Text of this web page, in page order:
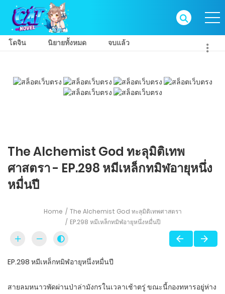
โดจิน นิยายทั้งหมด จบแล้ว
The Alchemist God ทะลุมิติเทพ
ศาสตรา - EP.298 หมีเหล็กทมิฬอายุหนึ่ง
หมื่นปี
Home
The Alchemist God ทะลุมิติเทพศาสตรา
EP.298 หมีเหล็กทมิฬอายุหนึ่งหมื่นปี
EP.298 หมีเหล็กทมิฬอายุหนึ่งหมื่นปี
สายลมหนาวพัดผ่านป่าล่ามังกรในเวลาเช้าตรู่ ขณะนี้กองทหารอยู่ห่าง